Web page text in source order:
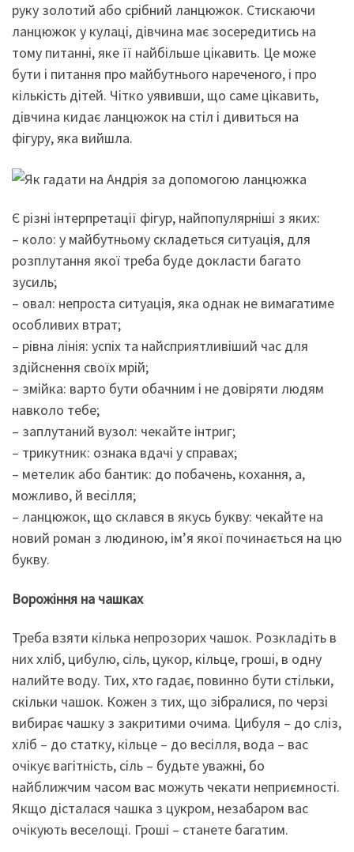
руку золотий або срібний ланцюжок. Стискаючи
ланцюжок у кулаці, дівчина має зосередитись на
тому питанні, яке її найбільше цікавить. Це може
бути і питання про майбутнього нареченого, і про
кількість дітей. Чітко уявивши, що саме цікавить,
дівчина кидає ланцюжок на стіл і дивиться на
фігуру, яка вийшла.
Є різні інтерпретації фігур, найпопулярніші з яких:
– коло: у майбутньому складеться ситуація, для
розплутання якої треба буде докласти багато
зусиль;
– овал: непроста ситуація, яка однак не вимагатиме
особливих втрат;
– рівна лінія: успіх та найсприятливіший час для
здійснення своїх мрій;
– змійка: варто бути обачним і не довіряти людям
навколо тебе;
– заплутаний вузол: чекайте інтриг;
– трикутник: ознака вдачі у справах;
– метелик або бантик: до побачень, кохання, а,
можливо, й весілля;
– ланцюжок, що склався в якусь букву: чекайте на
новий роман з людиною, ім’я якої починається на цю
букву.
Ворожіння на чашках
Треба взяти кілька непрозорих чашок. Розкладіть в
них хліб, цибулю, сіль, цукор, кільце, гроші, в одну
налийте воду. Тих, хто гадає, повинно бути стільки,
скільки чашок. Кожен з тих, що зібралися, по черзі
вибирає чашку з закритими очима. Цибуля – до сліз,
хліб – до статку, кільце – до весілля, вода – вас
очікує вагітність, сіль – будьте уважні, бо
найближчим часом вас можуть чекати неприємності.
Якщо дісталася чашка з цукром, незабаром вас
очікують веселощі. Гроші – станете багатим.